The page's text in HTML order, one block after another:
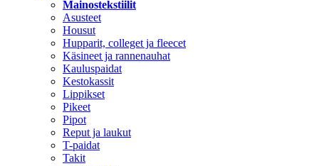
Mainostekstiilit
Asusteet
Housut
Hupparit, colleget ja fleecet
Käsineet ja rannenauhat
Kauluspaidat
Kestokassit
Lippikset
Pikeet
Pipot
Reput ja laukut
T-paidat
Takit